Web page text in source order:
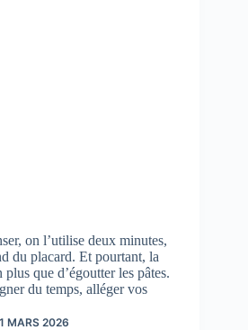
on l’utilise deux minutes,
du placard. Et pourtant, la
que d’égoutter les pâtes.
du temps, alléger vos
MARS 2026